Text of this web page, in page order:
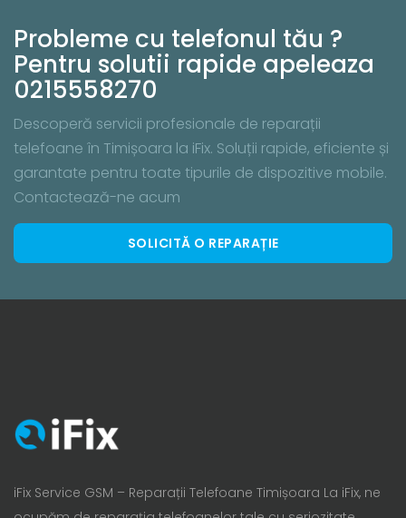
Probleme cu telefonul tău ?
Pentru solutii rapide apeleaza
0215558270
Descoperă servicii profesionale de reparații
telefoane în Timișoara la iFix. Soluții rapide, eficiente și
garantate pentru toate tipurile de dispozitive mobile.
Contactează-ne acum
SOLICITĂ O REPARAȚIE
iFix Service GSM – Reparații Telefoane Timișoara La iFix, ne